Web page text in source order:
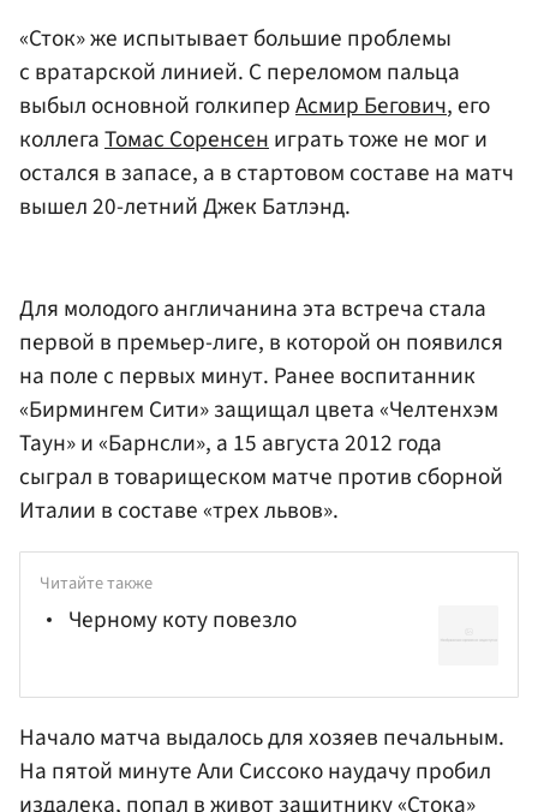
«Сток» же испытывает большие проблемы
с вратарской линией. С переломом пальца
выбыл основной голкиперАсмир Бегович, его
коллегаТомас Соренсениграть тоже не мог и
остался в запасе, а в стартовом составе на матч
вышел 20-летний Джек Батлэнд.
Для молодого англичанина эта встреча стала
первой в премьер-лиге, в которой он появился
на поле с первых минут. Ранее воспитанник
«Бирмингем Сити» защищал цвета «Челтенхэм
Таун» и «Барнсли», а 15 августа 2012 года
сыграл в товарищеском матче против сборной
Италии в составе «трех львов».
Читайте также
Черному коту повезло
Начало матча выдалось для хозяев печальным.
На пятой минутеАли Сиссоконаудачу пробил
издалека, попал в живот защитнику «Стока»